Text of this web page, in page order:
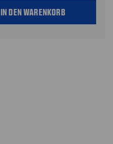
IN DEN WARENKORB